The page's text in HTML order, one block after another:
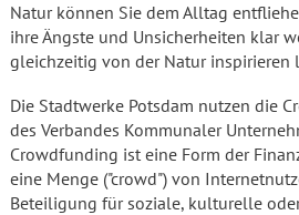
Natur können Sie dem Alltag
ihre Ängste und Unsicherheiten klar
gleichzeitig von der Natur inspirieren
Die Stadtwerke Potsdam nutzen die
des Verbandes Kommunaler
Crowdfunding ist eine Form der
eine Menge ("crowd") von
Beteiligung für soziale, kulturelle